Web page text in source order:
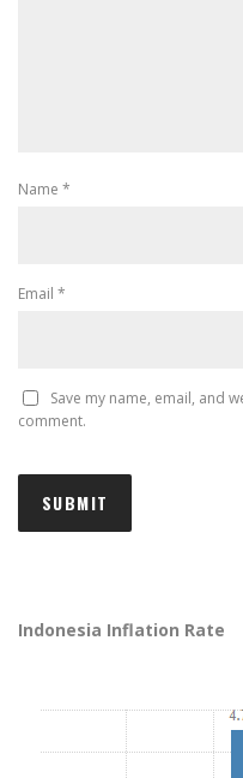
Name *
Email *
Save my name, email, and
comment.
Indonesia Inflation Rate